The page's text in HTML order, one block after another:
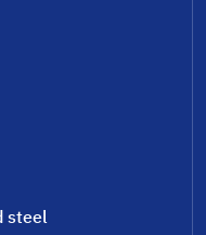
steel